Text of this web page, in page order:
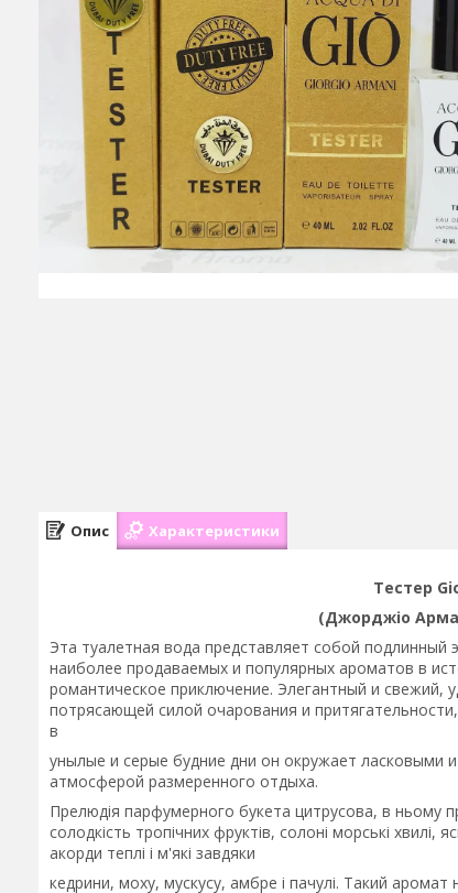
Опис Характеристики
Тестер
(Джорджіо
Эта туалетная вода представляет собой
наиболее продаваемых и популярных ароматов в
романтическое приключение. Элегантный и
потрясающей силой очарования и
в
унылые и серые будние дни он окружает
атмосферой размеренного отдыха.
Прелюдія парфумерного букета цитрусова, в ньому
солодкість тропічних фруктів, солоні морські хвилі,
акорди теплі і м'які завдяки
кедрини, моху, мускусу, амбре і пачулі. Такий